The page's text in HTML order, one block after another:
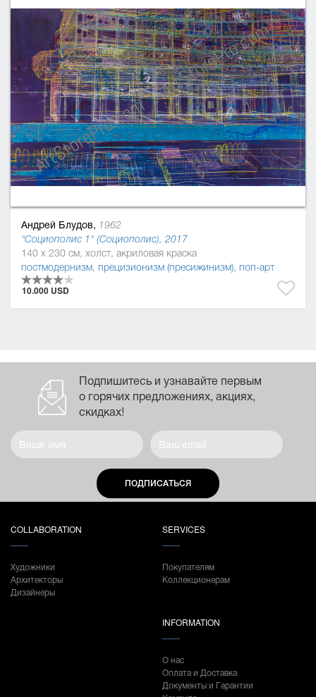
Андрей Блудов, 1962
"Социополис 1" (Социополис), 2017
140 x 230 см, холст, акриловая краска
постмодернизм, прецизионизм (пресижинизм), поп-арт
10.000 USD
Подпишитесь и узнавайте первым
о горячих предложениях, акциях,
скидках!
ПОДПИСАТЬСЯ
COLLABORATION
Художники
Архитекторы
Дизайнеры
SERVICES
Покупателям
Коллекционерам
INFORMATION
О нас
Оплата и Доставка
Документы и Гарантии